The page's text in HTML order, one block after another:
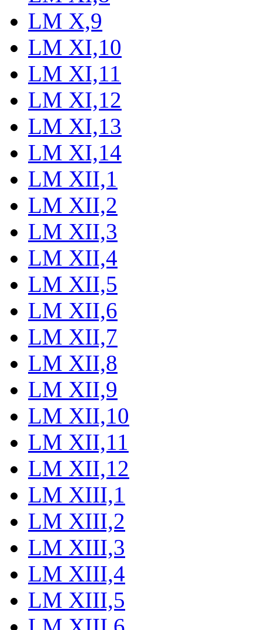
LM X,9
LM XI,10
LM XI,11
LM XI,12
LM XI,13
LM XI,14
LM XII,1
LM XII,2
LM XII,3
LM XII,4
LM XII,5
LM XII,6
LM XII,7
LM XII,8
LM XII,9
LM XII,10
LM XII,11
LM XII,12
LM XIII,1
LM XIII,2
LM XIII,3
LM XIII,4
LM XIII,5